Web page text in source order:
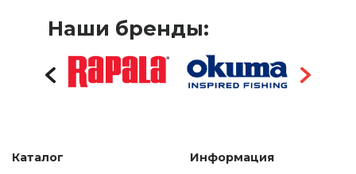
Наши бренды:
Каталог Информация